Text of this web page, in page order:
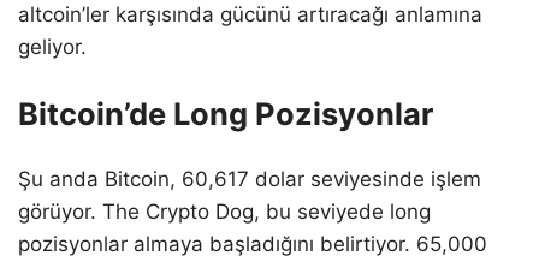
altcoin’ler karşısında gücünü artıracağı anlamına
geliyor.
Bitcoin’de Long Pozisyonlar
Şu anda Bitcoin, 60,617 dolar seviyesinde işlem
görüyor. The Crypto Dog, bu seviyede long
pozisyonlar almaya başladığını belirtiyor. 65,000